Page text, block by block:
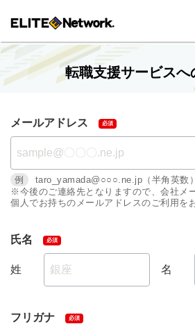
転職支援サービスへ
メールアドレス
例
taro_yamada@○○○.ne.jp（半角英数）
※今後のご連絡先となりますので、会社メ
個人でお持ちのメールアドレスのご利用を
氏名
姓 名
フリガナ